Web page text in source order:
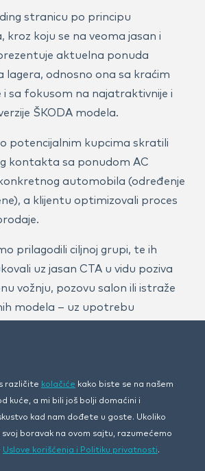
stranicu po principu
kroz koju se na veoma jasan i
aktuelna ponuda
lagera, odnosno ona sa kraćim
i sa fokusom na najatraktivnije i
ŠKODA modela.
potencijalnim kupcima skratili
kontakta sa ponudom AC
automobila (određenje
a klijentu optimizovali proces
prilagodili ciljnoj grupi, te ih
uz jasan CTA u vidu poziva
vožnju, pozovu salon ili istraže
modela – uz upotrebu
landing stranica sa jasnim
i performans kampanja kojom
Sad i čitavu Vojvodinu, rezultirali
različite kolačiće kako biste se na našem
kuće, a mi bili još bolji domaćini i
kad nam dođete u goste. Ukoliko
boravak na ovom sajtu, razumećemo
Uslove korišćenja i Politiku privatnosti.